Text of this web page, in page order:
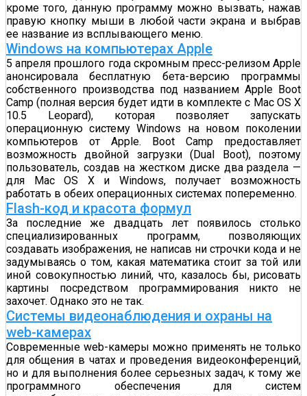
кроме того, данную программу можно вызвать, нажав
правую кнопку мыши в любой части экрана и выбрав
ее название из всплывающего меню.
Windows на компьютерах Apple
5 апреля прошлого года скромным пресс-релизом Apple
анонсировала бесплатную бета-версию программы
собственного производства под названием Apple Boot
Camp (полная версия будет идти в комплекте с Mac OS X
10.5 Leopard), которая позволяет запускать
операционную систему Windows на новом поколении
компьютеров от Apple. Boot Camp предоставляет
возможность двойной загрузки (Dual Boot), поэтому
пользователь, создав на жестком диске два раздела —
для Mac OS X и Windows, получает возможность
работать в обеих операционных системах попеременно.
Flash-код и красота формул
За последние же двадцать лет появилось столько
специализированных программ, позволяющих
создавать изображения, не написав ни строчки кода и не
задумываясь о том, какая математика стоит за той или
иной совокупностью линий, что, казалось бы, рисовать
картины посредством программирования никто не
захочет. Однако это не так.
Системы видеонаблюдения и охраны на
web-камерах
Современные web-камеры можно применять не только
для общения в чатах и проведения видеоконференций,
но и для выполнения более серьезных задач, к тому же
программного обеспечения для систем